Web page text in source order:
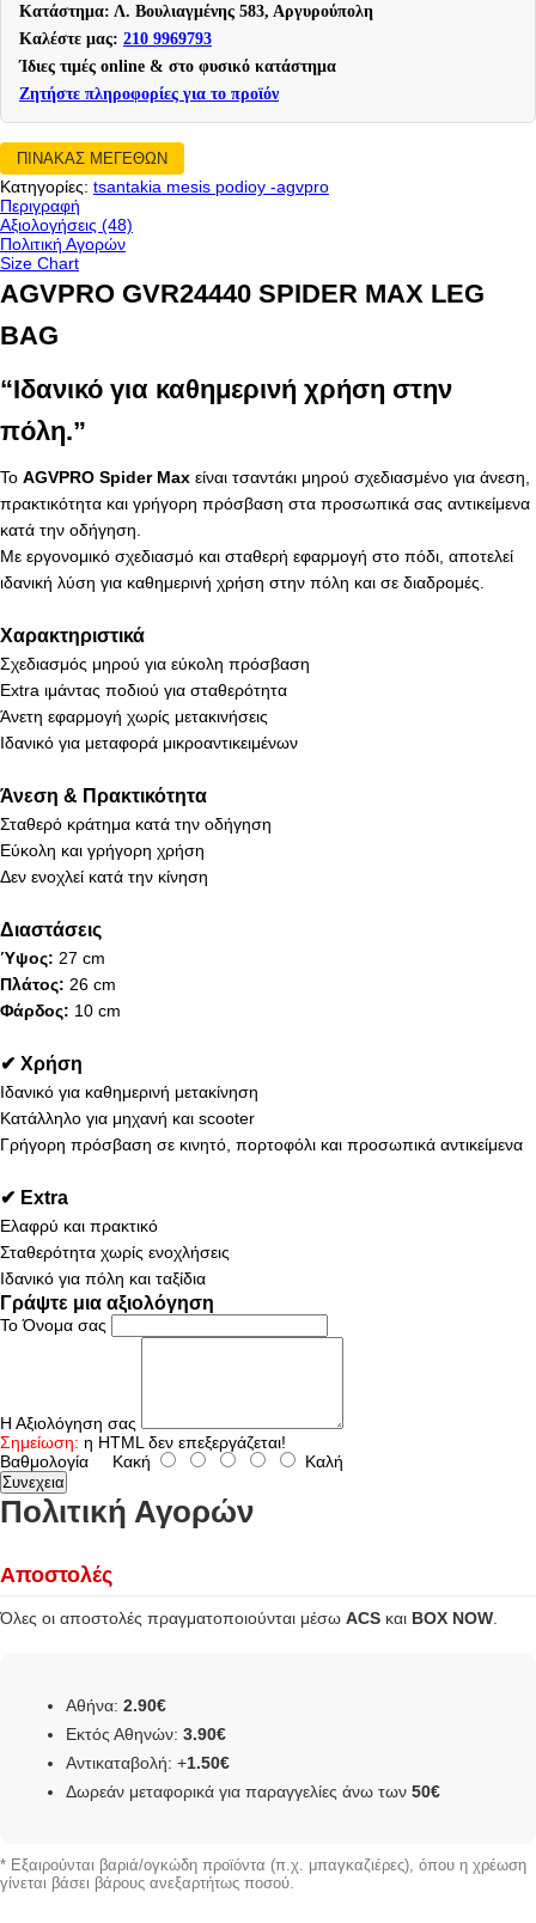
Κατάστημα: Λ. Βουλιαγμένης 583, Αργυρούπολη
Καλέστε μας: 210 9969793
Ίδιες τιμές online & στο φυσικό κατάστημα
Ζητήστε πληροφορίες για το προϊόν
ΠΙΝΑΚΑΣ ΜΕΓΕΘΩΝ
Κατηγορίες: tsantakia mesis podioy -agvpro
Περιγραφή
Αξιολογήσεις (48)
Πολιτική Αγορών
Size Chart
AGVPRO GVR24440 SPIDER MAX LEG
BAG
“Ιδανικό για καθημερινή χρήση στην
πόλη.”
Το AGVPRO Spider Max είναι τσαντάκι μηρού σχεδιασμένο για άνεση,
πρακτικότητα και γρήγορη πρόσβαση στα προσωπικά σας αντικείμενα
κατά την οδήγηση.
Με εργονομικό σχεδιασμό και σταθερή εφαρμογή στο πόδι, αποτελεί
ιδανική λύση για καθημερινή χρήση στην πόλη και σε διαδρομές.
Χαρακτηριστικά
Σχεδιασμός μηρού για εύκολη πρόσβαση
Extra ιμάντας ποδιού για σταθερότητα
Άνετη εφαρμογή χωρίς μετακινήσεις
Ιδανικό για μεταφορά μικροαντικειμένων
Άνεση & Πρακτικότητα
Σταθερό κράτημα κατά την οδήγηση
Εύκολη και γρήγορη χρήση
Δεν ενοχλεί κατά την κίνηση
Διαστάσεις
Ύψος: 27 cm
Πλάτος: 26 cm
Φάρδος: 10 cm
✔ Χρήση
Ιδανικό για καθημερινή μετακίνηση
Κατάλληλο για μηχανή και scooter
Γρήγορη πρόσβαση σε κινητό, πορτοφόλι και προσωπικά αντικείμενα
✔ Extra
Ελαφρύ και πρακτικό
Σταθερότητα χωρίς ενοχλήσεις
Ιδανικό για πόλη και ταξίδια
Γράψτε μια αξιολόγηση
Το Όνομα σας
Η Αξιολόγηση σας
Σημείωση: η HTML δεν επεξεργάζεται!
Βαθμολογία Κακή Καλή
Συνεχεια
Πολιτική Αγορών
Αποστολές
Όλες οι αποστολές πραγματοποιούνται μέσω ACS και BOX NOW
Αθήνα: 2.90€
Εκτός Αθηνών: 3.90€
Αντικαταβολή: +1.50€
Δωρεάν μεταφορικά για παραγγελίες άνω των 50€
* Εξαιρούνται βαριά/ογκώδη προϊόντα (π.χ. μπαγκαζιέρες), όπου η χρέωση
γίνεται βάσει βάρους ανεξαρτήτως ποσού.